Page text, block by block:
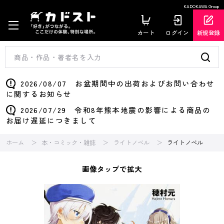
KADOKAWA Group
カート ログイン 新規登録
2026/08/07 お盆期間中の出荷およびお問い合わせ
に関するお知らせ
2026/07/29 令和8年熊本地震の影響による商品の
お届け遅延につきまして
ホーム 本・コミック・雑誌 ライトノベル ライトノベル
画像タップで拡大